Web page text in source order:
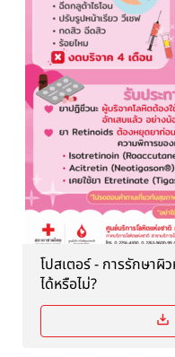
โปสเตอร์ - การรักษาผิ
ได้หรือไม่?